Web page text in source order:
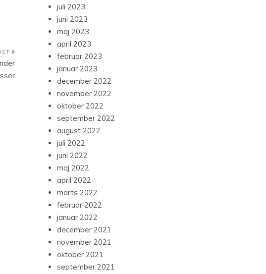
juli 2023
juni 2023
maj 2023
april 2023
februar 2023
januar 2023
december 2022
november 2022
oktober 2022
september 2022
august 2022
juli 2022
juni 2022
maj 2022
april 2022
marts 2022
februar 2022
januar 2022
december 2021
november 2021
oktober 2021
september 2021